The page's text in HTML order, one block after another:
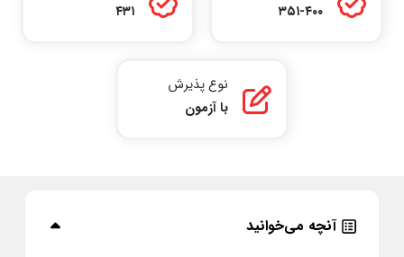
۳۵۱-۴۰۰
۴۳۱
نوع پذیرش
با آزمون
آنچه می‌خوانید